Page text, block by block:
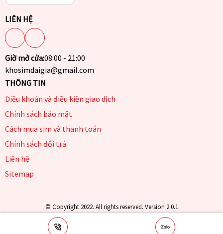
LIÊN HỆ
Giờ mở cửa:08:00 - 21:00
khosimdaigia@gmail.com
THÔNG TIN
Điều khoản và điều kiện giao dịch
Chính sách bảo mật
Cách mua sim và thanh toán
Chính sách đổi trả
Liên hệ
Sitemap
© Copyright 2022. All rights reserved. Version 2.0.1